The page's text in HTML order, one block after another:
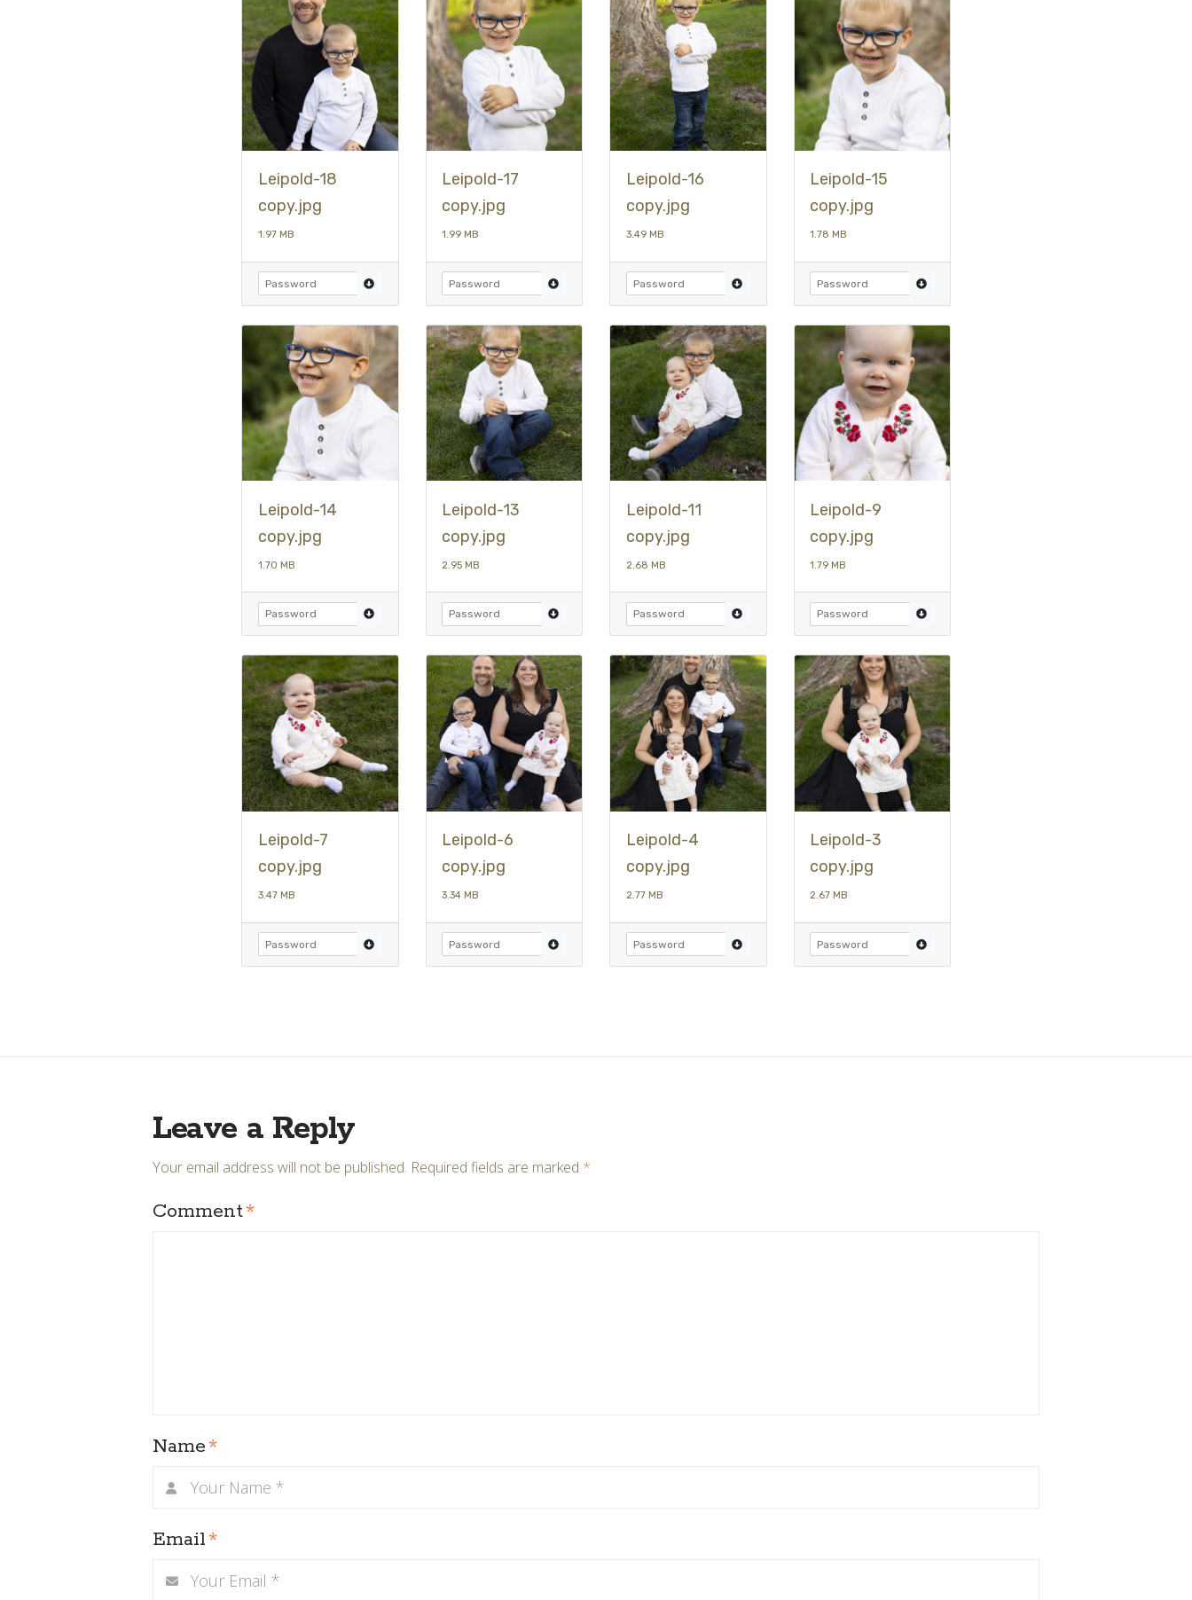
Leipold-18
copy.jpg
1.97 MB
Leipold-17
copy.jpg
1.99 MB
Leipold-16
copy.jpg
3.49 MB
Leipold-15
copy.jpg
1.78 MB
Leipold-14
copy.jpg
1.70 MB
Leipold-13
copy.jpg
2.95 MB
Leipold-11
copy.jpg
2.68 MB
Leipold-9
copy.jpg
1.79 MB
Leipold-7
copy.jpg
3.47 MB
Leipold-6
copy.jpg
3.34 MB
Leipold-4
copy.jpg
2.77 MB
Leipold-3
copy.jpg
2.67 MB
Leave a Reply
Your email address will not be published. Required fields are marked *
Comment*
Name*
Email*